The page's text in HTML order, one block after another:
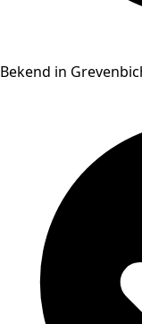
Bekend in